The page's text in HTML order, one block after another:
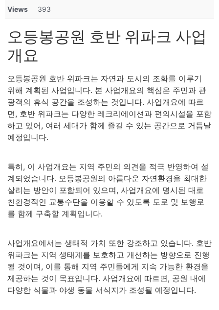
Views 393
오등봉공원 호반 위파크 사업
개요
오등봉공원 호반 위파크는 자연과 도시의 조화를 이루기
위해 계획된 사업입니다. 본 사업개요의 핵심은 주민과 관
광객의 휴식 공간을 조성하는 것입니다. 사업개요에 따르
면, 호반 위파크는 다양한 레크리에이션과 편의시설을 포함
하고 있어, 여러 세대가 함께 즐길 수 있는 공간으로 거듭날
예정입니다.
특히, 이 사업개요는 지역 주민의 의견을 적극 반영하여 설
계되었습니다. 오등봉공원의 아름다운 자연환경을 최대한
살리는 방안이 포함되어 있으며, 사업개요에 명시된 대로
친환경적인 교통수단을 이용할 수 있도록 도로 및 보행로
를 함께 구축할 계획입니다.
사업개요에서는 생태적 가치 또한 강조하고 있습니다. 호반
위파크는 지역 생태계를 보호하고 개선하는 방향으로 진행
될 것이며, 이를 통해 지역 주민들에게 지속 가능한 환경을
제공하는 것이 목표입니다. 사업개요에 따르면, 공원 내에
다양한 식물과 야생 동물 서식지가 조성될 예정입니다.